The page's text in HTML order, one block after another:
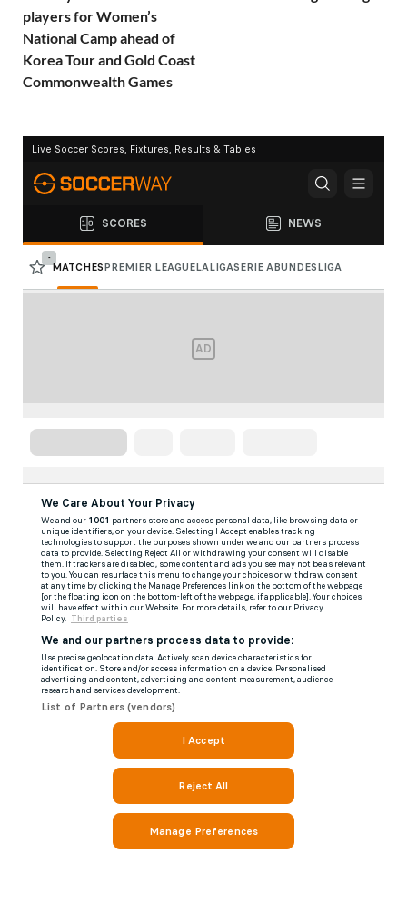
players for Women’s
National Camp ahead of
Korea Tour and Gold Coast
Commonwealth Games